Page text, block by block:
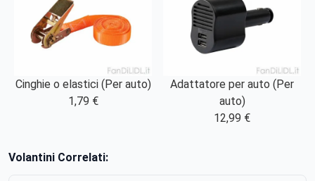
Cinghie o elastici (Per auto)
1,79 €
Adattatore per auto (Per
auto)
12,99 €
Volantini Correlati: